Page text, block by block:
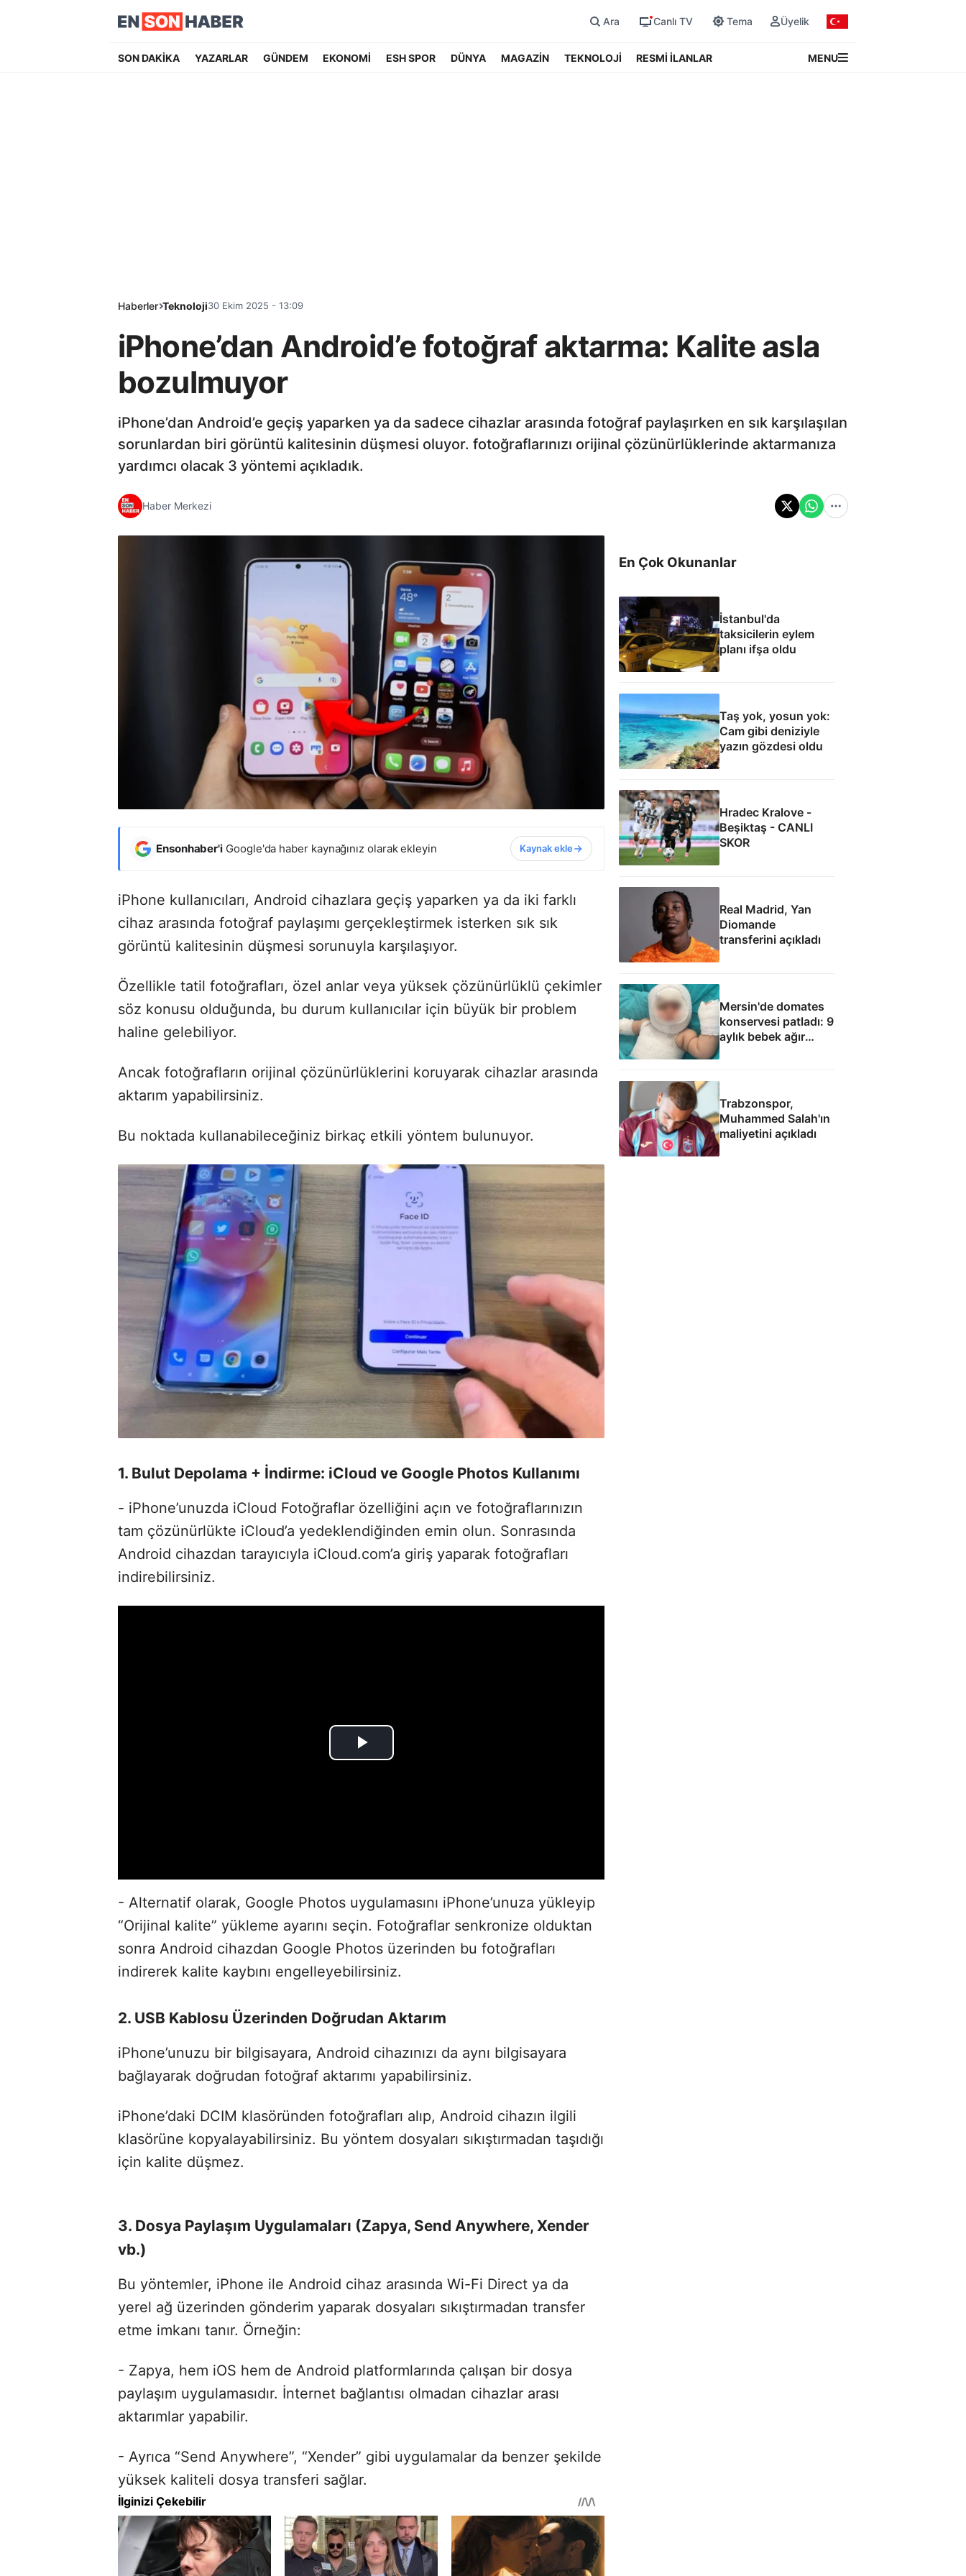
Ara Canlı TV Tema Üyelik
SON DAKİKA YAZARLAR GÜNDEM EKONOMİ ESH SPOR DÜNYA MAGAZİN TEKNOLOJİ RESMİ İLANLAR MENU
Haberler Teknoloji30 Ekim 2025 - 13:09
iPhone’dan Android’e fotoğraf aktarma: Kalite asla
bozulmuyor
iPhone’dan Android’e geçiş yaparken ya da sadece cihazlar arasında fotoğraf paylaşırken en sık karşılaşılan
sorunlardan biri görüntü kalitesinin düşmesi oluyor. fotoğraflarınızı orijinal çözünürlüklerinde aktarmanıza
yardımcı olacak 3 yöntemi açıkladık.
Haber Merkezi
Ensonhaber'i Google'da haber kaynağınız olarak ekleyin Kaynak ekle
iPhone kullanıcıları, Android cihazlara geçiş yaparken ya da iki farklı
cihaz arasında fotoğraf paylaşımı gerçekleştirmek isterken sık sık
görüntü kalitesinin düşmesi sorunuyla karşılaşıyor.
Özellikle tatil fotoğrafları, özel anlar veya yüksek çözünürlüklü çekimler
söz konusu olduğunda, bu durum kullanıcılar için büyük bir problem
haline gelebiliyor.
Ancak fotoğrafların orijinal çözünürlüklerini koruyarak cihazlar arasında
aktarım yapabilirsiniz.
Bu noktada kullanabileceğiniz birkaç etkili yöntem bulunuyor.
1. Bulut Depolama + İndirme: iCloud ve Google Photos Kullanımı
- iPhone’unuzda iCloud Fotoğraflar özelliğini açın ve fotoğraflarınızın
tam çözünürlükte iCloud’a yedeklendiğinden emin olun. Sonrasında
Android cihazdan tarayıcıyla iCloud.com’a giriş yaparak fotoğrafları
indirebilirsiniz.
- Alternatif olarak, Google Photos uygulamasını iPhone’unuza yükleyip
“Orijinal kalite” yükleme ayarını seçin. Fotoğraflar senkronize olduktan
sonra Android cihazdan Google Photos üzerinden bu fotoğrafları
indirerek kalite kaybını engelleyebilirsiniz.
2. USB Kablosu Üzerinden Doğrudan Aktarım
iPhone’unuzu bir bilgisayara, Android cihazınızı da aynı bilgisayara
bağlayarak doğrudan fotoğraf aktarımı yapabilirsiniz.
iPhone’daki DCIM klasöründen fotoğrafları alıp, Android cihazın ilgili
klasörüne kopyalayabilirsiniz. Bu yöntem dosyaları sıkıştırmadan taşıdığı
için kalite düşmez.
3. Dosya Paylaşım Uygulamaları (Zapya, Send Anywhere, Xender
vb.)
Bu yöntemler, iPhone ile Android cihaz arasında Wi-Fi Direct ya da
yerel ağ üzerinden gönderim yaparak dosyaları sıkıştırmadan transfer
etme imkanı tanır. Örneğin:
- Zapya, hem iOS hem de Android platformlarında çalışan bir dosya
paylaşım uygulamasıdır. İnternet bağlantısı olmadan cihazlar arası
aktarımlar yapabilir.
- Ayrıca “Send Anywhere”, “Xender” gibi uygulamalar da benzer şekilde
yüksek kaliteli dosya transferi sağlar.
En Çok Okunanlar
İstanbul'da
taksicilerin eylem
planı ifşa oldu
Taş yok, yosun yok:
Cam gibi deniziyle
yazın gözdesi oldu
Hradec Kralove -
Beşiktaş - CANLI
SKOR
Real Madrid, Yan
Diomande
transferini açıkladı
Mersin'de domates
konservesi patladı: 9
aylık bebek ağır
yaralandı
Trabzonspor,
Muhammed Salah'ın
maliyetini açıkladı